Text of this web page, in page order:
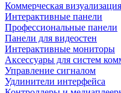
Коммерческая визуализация
Интерактивные панели
Профессиональные панели
Панели для видеостен
Интерактивные мониторы
Аксессуары для систем
Управление сигналом
Удлинители интерфейса